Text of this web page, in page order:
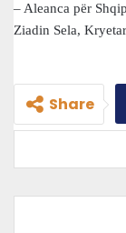
– Aleanca për
Ziadin Sela, Kryetar
Share